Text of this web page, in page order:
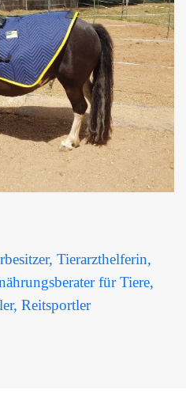
Tierarzthelferin,
für Tiere,
Reitsportler